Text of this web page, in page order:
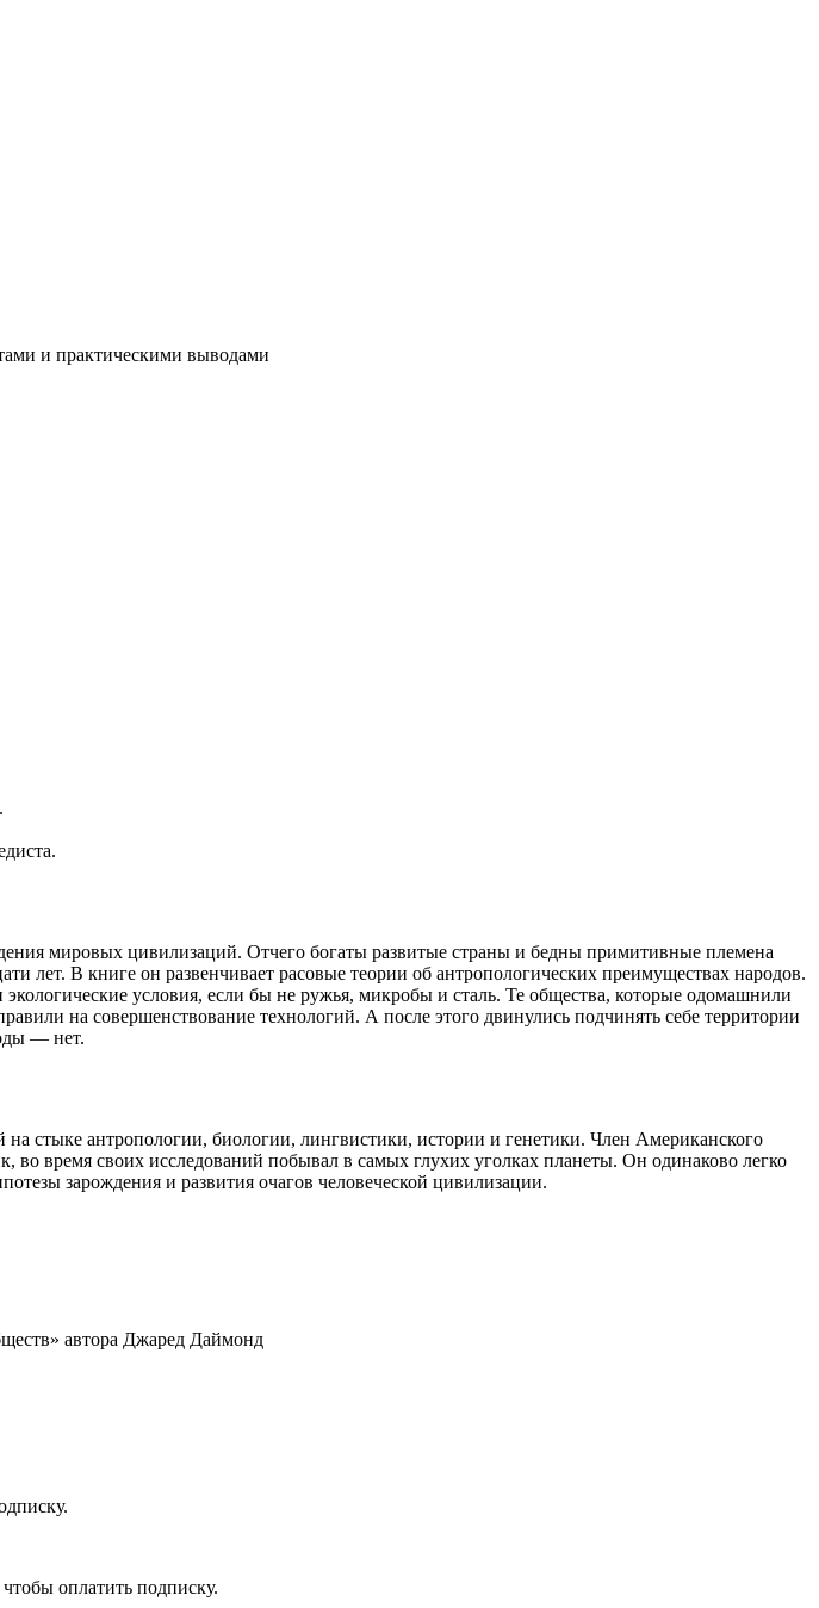
и практическими выводами
мировых цивилизаций. Отчего богаты развитые страны и бедны примитивные племена
лет. В книге он развенчивает расовые теории об антропологических преимуществах народов.
условия, если бы не ружья, микробы и сталь. Те общества, которые одомашнили
на совершенствование технологий. А после этого двинулись подчинять себе территории
— нет.
стыке антропологии, биологии, лингвистики, истории и генетики. Член Американского
время своих исследований побывал в самых глухих уголках планеты. Он одинаково легко
зарождения и развития очагов человеческой цивилизации.
автора Джаред Даймонд
чтобы оплатить подписку.